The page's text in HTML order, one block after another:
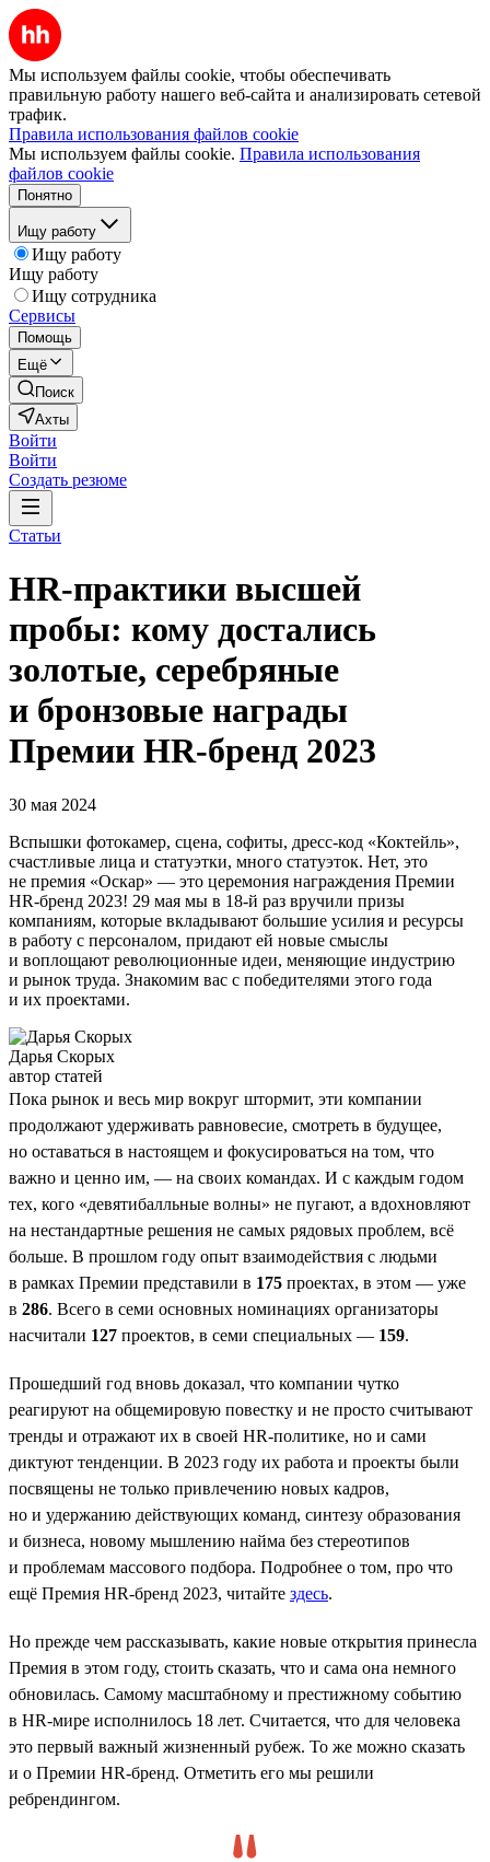
Мы используем файлы cookie, чтобы обеспечивать
правильную работу нашего веб-сайта и анализировать сетевой
трафик.
Правила использования файлов cookie
Мы используем файлы cookie. Правила использования
файлов cookie
Понятно
Ищу работу
Ищу работу
Ищу работу
Ищу сотрудника
Сервисы
Помощь
Ещё
Поиск
Ахты
Войти
Войти
Создать резюме
Статьи
HR-практики высшей
пробы: кому достались
золотые, серебряные
и бронзовые награды
Премии HR-бренд 2023
30 мая 2024
Вспышки фотокамер, сцена, софиты, дресс-код «Коктейль»,
счастливые лица и статуэтки, много статуэток. Нет, это
не премия «Оскар» — это церемония награждения Премии
HR-бренд 2023! 29 мая мы в 18-й раз вручили призы
компаниям, которые вкладывают большие усилия и ресурсы
в работу с персоналом, придают ей новые смыслы
и воплощают революционные идеи, меняющие индустрию
и рынок труда. Знакомим вас с победителями этого года
и их проектами.
Дарья Скорых
автор статей
Пока рынок и весь мир вокруг штормит, эти компании
продолжают удерживать равновесие, смотреть в будущее,
но оставаться в настоящем и фокусироваться на том, что
важно и ценно им, — на своих командах. И с каждым годом
тех, кого «девятибалльные волны» не пугают, а вдохновляют
на нестандартные решения не самых рядовых проблем, всё
больше. В прошлом году опыт взаимодействия с людьми
в рамках Премии представили в 175 проектах, в этом — уже
в 286. Всего в семи основных номинациях организаторы
насчитали 127 проектов, в семи специальных — 159.
Прошедший год вновь доказал, что компании чутко
реагируют на общемировую повестку и не просто считывают
тренды и отражают их в своей HR-политике, но и сами
диктуют тенденции. В 2023 году их работа и проекты были
посвящены не только привлечению новых кадров,
но и удержанию действующих команд, синтезу образования
и бизнеса, новому мышлению найма без стереотипов
и проблемам массового подбора. Подробнее о том, про что
ещё Премия HR-бренд 2023, читайте здесь.
Но прежде чем рассказывать, какие новые открытия принесла
Премия в этом году, стоить сказать, что и сама она немного
обновилась. Самому масштабному и престижному событию
в HR-мире исполнилось 18 лет. Считается, что для человека
это первый важный жизненный рубеж. То же можно сказать
и о Премии HR-бренд. Отметить его мы решили
ребрендингом.